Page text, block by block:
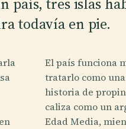
todavía en pie.
El país funciona
tratarlo como
historia de
caliza como un
Edad Media,